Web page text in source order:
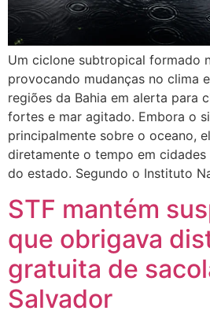
Um ciclone subtropical formado
provocando mudanças no clima
regiões da Bahia em alerta para
fortes e mar agitado. Embora o
principalmente sobre o oceano,
diretamente o tempo em
do estado. Segundo o Instituto
STF mantém
que obrigava
gratuita de
Salvador